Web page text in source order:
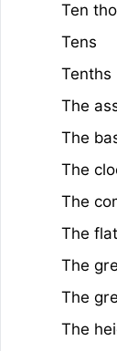
Ten
Tens
Tenths
The
The
The
The
The
The
The
The